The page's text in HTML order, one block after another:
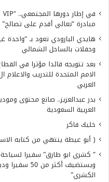
مبادرة “تعالي أقدم على تصالح”
هايدي البارودي تعود بـ
وحفلات بالساحل الشمالي
بعد تتويجه قائدا مؤثرا في
العربي
بدر عبدالعزيز.. صانع محتوى
العربية السعودية
خليك فاكر
( أبو عيطة ينتهي من كتابه
” كشري ابو طارق” سفيرا
ويستضيف
الكشري”